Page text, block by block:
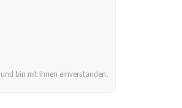
und bin mit ihnen einverstanden.